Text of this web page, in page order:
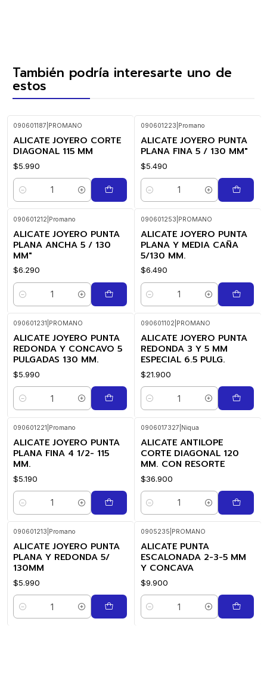
También podría interesarte uno de
estos
090601187 PROMANO
ALICATE JOYERO CORTE
DIAGONAL 115 MM
$5.990
Cantidad
090601223 Promano
ALICATE JOYERO PUNTA
PLANA FINA 5 / 130 MM"
$5.490
Cantidad
090601212 Promano
ALICATE JOYERO PUNTA
PLANA ANCHA 5 / 130
MM"
$6.290
Cantidad
090601253 PROMANO
ALICATE JOYERO PUNTA
PLANA Y MEDIA CAÑA
5/130 MM.
$6.490
Cantidad
090601231 PROMANO
ALICATE JOYERO PUNTA
REDONDA Y CONCAVO 5
PULGADAS 130 MM.
$5.990
Cantidad
090601102 PROMANO
ALICATE JOYERO PUNTA
REDONDA 3 Y 5 MM
ESPECIAL 6.5 PULG.
$21.900
Cantidad
090601221 Promano
ALICATE JOYERO PUNTA
PLANA FINA 4 1/2- 115
MM.
$5.190
Cantidad
0906017327 Niqua
ALICATE ANTILOPE
CORTE DIAGONAL 120
MM. CON RESORTE
$36.900
Cantidad
090601213 Promano
ALICATE JOYERO PUNTA
PLANA Y REDONDA 5/
130MM
$5.990
Cantidad
0905235 PROMANO
ALICATE PUNTA
ESCALONADA 2-3-5 MM
Y CONCAVA
$9.900
Cantidad